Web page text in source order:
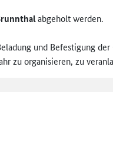
abgeholt werden.
und Befestigung der
zu organisieren, zu